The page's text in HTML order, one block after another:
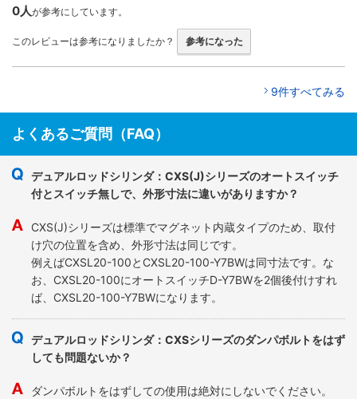
0人が参考にしています。
このレビューは参考になりましたか？ 参考になった
9件すべてみる
よくあるご質問（FAQ）
デュアルロッドシリンダ：CXS(J)シリーズのオートスイッチ
付とスイッチ無しで、外形寸法に違いがありますか？
CXS(J)シリーズは標準でマグネット内蔵タイプのため、取付
け穴の位置を含め、外形寸法は同じです。
例えばCXSL20-100とCXSL20-100-Y7BWは同寸法です。な
お、CXSL20-100にオートスイッチD-Y7BWを2個後付けすれ
ば、CXSL20-100-Y7BWになります。
デュアルロッドシリンダ：CXSシリーズのダンパボルトをはず
しても問題ないか？
ダンパボルトをはずしての使用は絶対にしないでください。